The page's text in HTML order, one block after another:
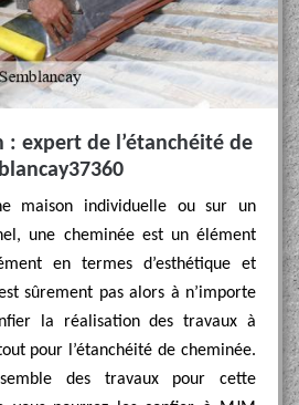
: expert de l’étanchéité de
maison individuelle ou sur un
une cheminée est un élément
en termes d’esthétique et
sûrement pas alors à n’importe
la réalisation des travaux à
pour l’étanchéité de cheminée.
des travaux pour cette